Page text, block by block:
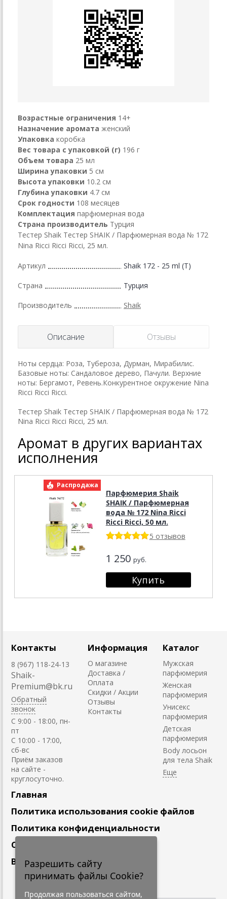
Возрастные ограничения 14+
Назначение аромата женский
Упаковка коробка
Вес товара с упаковкой (г) 196 г
Объем товара 25 мл
Ширина упаковки 5 см
Высота упаковки 10.2 см
Глубина упаковки 4.7 см
Срок годности 108 месяцев
Комплектация парфюмерная вода
Страна производитель Турция
Тестер Shaik Тестер SHAIK / Парфюмерная вода № 172
Nina Ricci Ricci Ricci, 25 мл.
Артикул Shaik 172 - 25 ml (T)
Страна Турция
Производитель Shaik
Описание Отзывы
Ноты сердца: Роза, Тубероза, Дурман, Мирабилис.
Базовые ноты: Сандаловое дерево, Пачули. Верхние
ноты: Бергамот, Ревень.Конкурентное окружение Nina
Ricci Ricci Ricci.
Тестер Shaik Тестер SHAIK / Парфюмерная вода № 172
Nina Ricci Ricci Ricci, 25 мл.
Аромат в других вариантах
исполнения
Распродажа
Парфюмерия Shaik
SHAIK / Парфюмерная
вода № 172 Nina Ricci
Ricci Ricci, 50 мл.
5 отзывов
1 250 руб.
Контакты
8 (967) 118-24-13
Shaik-
Premium@bk.ru
Обратный
звонок
C 9:00 - 18:00, пн-
пт
С 10:00 - 17:00,
сб-вс
Приём заказов
на сайте -
круглосуточно.
Информация
О магазине
Доставка /
Оплата
Скидки / Акции
Отзывы
Контакты
Каталог
Мужская
парфюмерия
Женская
парфюмерия
Унисекс
парфюмерия
Детская
парфюмерия
Body лосьон
для тела Shaik
Главная
Политика использования cookie файлов
Политика конфиденциальности
Сотрудничество
Вакансии
Подпишитесь
Разрешить сайту
принимать файлы Cookie?
Продолжая пользоваться сайтом,